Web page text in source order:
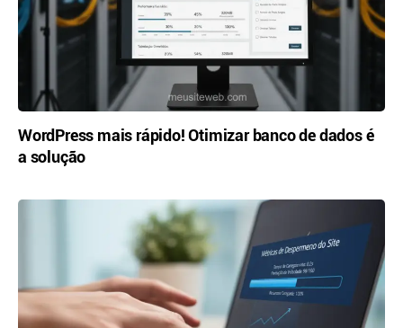
WordPress mais rápido! Otimizar banco de dados é
a solução